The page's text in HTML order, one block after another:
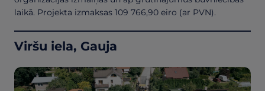
laikā. Projekta izmaksas 109 766,90 eiro (ar PVN).
Viršu iela, Gauja